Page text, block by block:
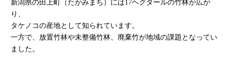
新潟県の田上町（たがみまち）には17ヘクタールの竹林が広が
り、
タケノコの産地として知られています。
一方で、放置竹林や未整備竹林、廃棄竹が地域の課題となってい
ました。